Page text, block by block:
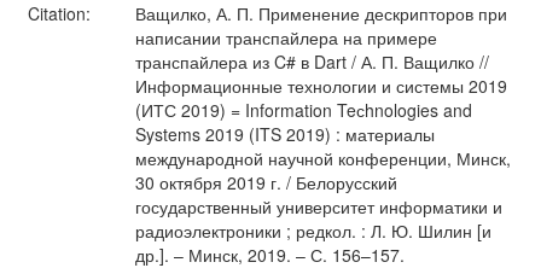
Citation:
Ващилко, А. П. Применение дескрипторов при
написании транспайлера на примере
транспайлера из C# в Dart / А. П. Ващилко //
Информационные технологии и системы 2019
(ИТС 2019) = Information Teсhnologies and
Systems 2019 (ITS 2019) : материалы
международной научной конференции, Минск,
30 октября 2019 г. / Белорусский
государственный университет информатики и
радиоэлектроники ; редкол. : Л. Ю. Шилин [и
др.]. – Минск, 2019. – С. 156–157.